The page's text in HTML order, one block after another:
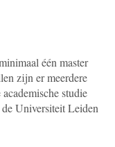
één master
zijn er meerdere
studie
Universiteit Leiden